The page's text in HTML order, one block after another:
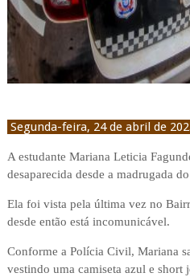
Segunda-feira, 24 de abril de
A estudante Mariana Leticia
desaparecida desde a madrugada
Ela foi vista pela última vez no
desde então está incomunicável.
Conforme a Polícia Civil, Mariana
vestindo uma camiseta azul e short